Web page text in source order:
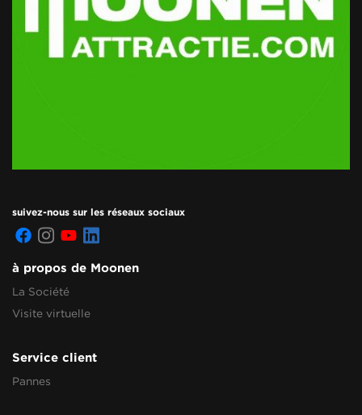
suivez-nous sur les réseaux sociaux
à propos de Moonen
La Société
Visite virtuelle
Service client
Pannes